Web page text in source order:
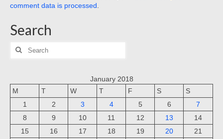
comment data is processed
Search
Search
for:
January 2018
M
T W T F S
S
1
2 3 4 5 6
7
8
9 10 11 12 13
14
15
16 17 18 19 20
21